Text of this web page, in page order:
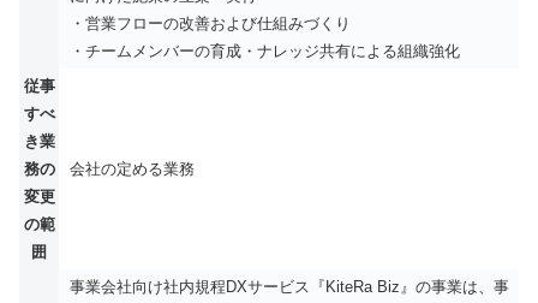
・営業フローの改善および仕組みづくり
・チームメンバーの育成・ナレッジ共有による組織強化
従事
すべ
き業
務の
変更
の範
囲
会社の定める業務
事業会社向け社内規程DXサービス『KiteRa Biz』の事業は、事